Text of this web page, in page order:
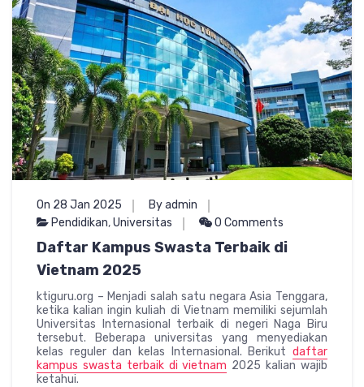
On 28 Jan 2025
By admin
Pendidikan,Universitas 0 Comments
Daftar Kampus Swasta Terbaik di
Vietnam 2025
ktiguru.org – Menjadi salah satu negara Asia Tenggara,
ketika kalian ingin kuliah di Vietnam memiliki sejumlah
Universitas Internasional terbaik di negeri Naga Biru
tersebut. Beberapa universitas yang menyediakan
kelas reguler dan kelas Internasional. Berikut daftar
kampus swasta terbaik di vietnam 2025 kalian wajib
ketahui.